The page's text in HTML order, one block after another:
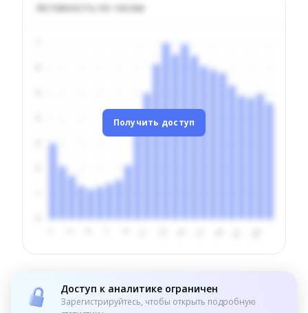
Активность по часам
Получить доступ
Доступ к аналитике ограничен
Зарегистрируйтесь, чтобы открыть подробную